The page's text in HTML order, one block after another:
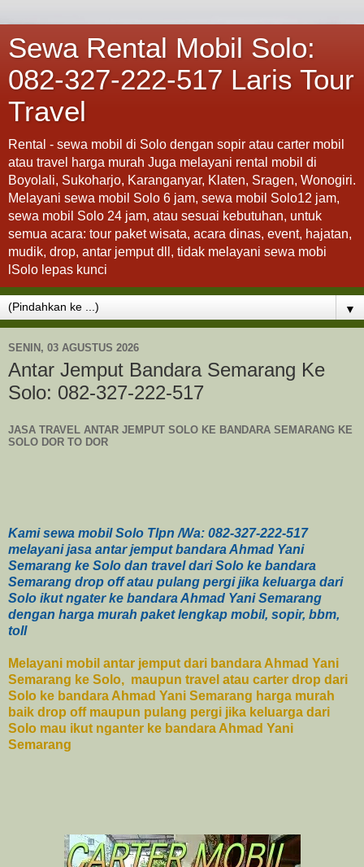
Sewa Rental Mobil Solo:
082-327-222-517 Laris Tour
Travel
Rental - sewa mobil di Solo dengan sopir atau carter mobil
atau travel harga murah Juga melayani rental mobil di
Boyolali, Sukoharjo, Karanganyar, Klaten, Sragen, Wonogiri.
Melayani sewa mobil Solo 6 jam, sewa mobil Solo12 jam,
sewa mobil Solo 24 jam, atau sesuai kebutuhan, untuk
semua acara: tour paket wisata, acara dinas, event, hajatan,
mudik, drop, antar jemput dll, tidak melayani sewa mobi
lSolo lepas kunci
▼
SENIN, 03 AGUSTUS 2026
Antar Jemput Bandara Semarang Ke
Solo: 082-327-222-517
JASA TRAVEL ANTAR JEMPUT SOLO KE BANDARA SEMARANG KE
SOLO DOR TO DOR
Kami sewa mobil Solo Tlpn /Wa: 082-327-222-517
melayani jasa antar jemput bandara Ahmad Yani
Semarang ke Solo dan travel dari Solo ke bandara
Semarang drop off atau pulang pergi jika keluarga dari
Solo ikut ngater ke bandara Ahmad Yani Semarang
dengan harga murah paket lengkap mobil, sopir, bbm,
toll
Melayani mobil antar jemput dari bandara Ahmad Yani
Semarang ke Solo, maupun travel atau carter drop dari
Solo ke bandara Ahmad Yani Semarang harga murah
baik drop off maupun pulang pergi jika keluarga dari
Solo mau ikut nganter ke bandara Ahmad Yani
Semarang